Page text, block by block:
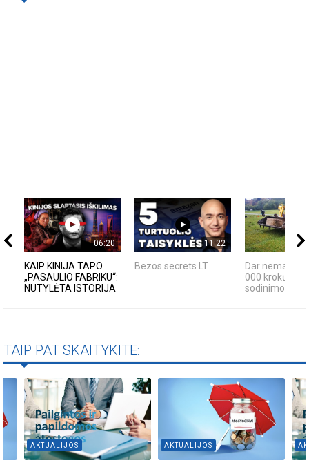
06:20
KAIP KINIJA TAPO
„PASAULIO FABRIKU“:
NUTYLĖTA ISTORIJA
11:22
Bezos secrets LT
Dar
000 krokų
sodinimo
TAIP PAT SKAITYKITE:
AKTUALIJOS AKTUALIJOS